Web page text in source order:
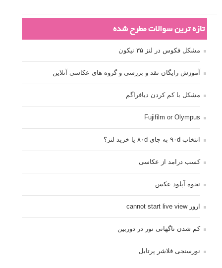
تازه ترین سوالات مطرح شده
مشکل فکوس در لنز ۳۵ نیکون
آموزش رایگان نقد و بررسی و گروه های عکاسی آنلاین
مشکل با کم کردن دیافراگم
Fujifilm or Olympus
انتخاب ۹۰d به جای ۸۰d یا خرید لنز؟
کسب درامد از عکاسی
نحوه آپلود عکس
ارور cannot start live view
کم شدن ناگهانی نور در دوربین
نورسنجی فلاشر پرتابل